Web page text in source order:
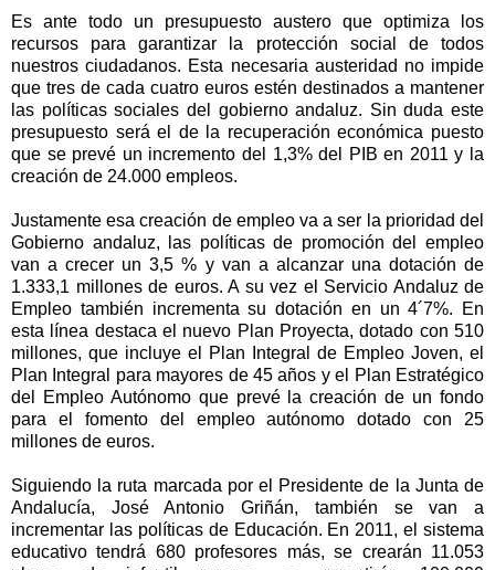
Es ante todo un presupuesto austero que optimiza los
recursos para garantizar la protección social de todos
nuestros ciudadanos. Esta necesaria austeridad no impide
que tres de cada cuatro euros estén destinados a mantener
las políticas sociales del gobierno andaluz. Sin duda este
presupuesto será el de la recuperación económica puesto
que se prevé un incremento del 1,3% del PIB en 2011 y la
creación de 24.000 empleos.
Justamente esa creación de empleo va a ser la prioridad del
Gobierno andaluz, las políticas de promoción del empleo
van a crecer un 3,5 % y van a alcanzar una dotación de
1.333,1 millones de euros. A su vez el Servicio Andaluz de
Empleo también incrementa su dotación en un 4´7%. En
esta línea destaca el nuevo Plan Proyecta, dotado con 510
millones, que incluye el Plan Integral de Empleo Joven, el
Plan Integral para mayores de 45 años y el Plan Estratégico
del Empleo Autónomo que prevé la creación de un fondo
para el fomento del empleo autónomo dotado con 25
millones de euros.
Siguiendo la ruta marcada por el Presidente de la Junta de
Andalucía, José Antonio Griñán, también se van a
incrementar las políticas de Educación. En 2011, el sistema
educativo tendrá 680 profesores más, se crearán 11.053